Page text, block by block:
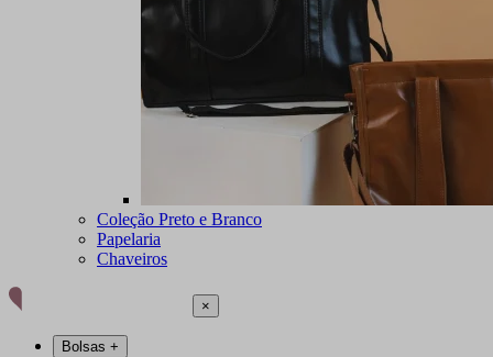
Coleção Preto e Branco
Papelaria
Chaveiros
×
Bolsas +